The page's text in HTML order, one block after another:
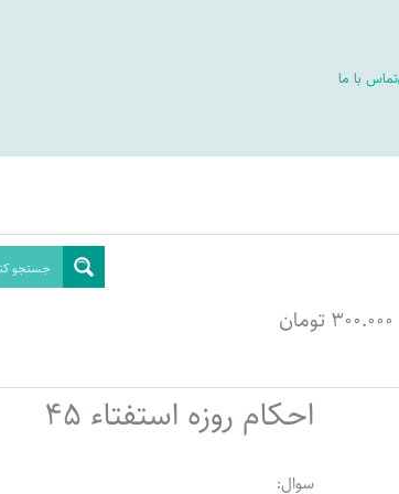
تماس با ما
احکام روزه استفتاء 45
سوال: